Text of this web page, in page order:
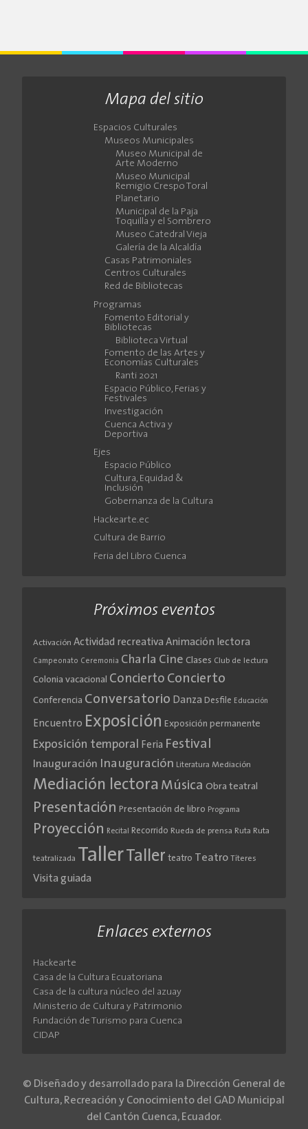
Mapa del sitio
Espacios Culturales
Museos Municipales
Museo Municipal de
Arte Moderno
Museo Municipal
Remigio Crespo Toral
Planetario
Municipal de la Paja
Toquilla y el Sombrero
Museo Catedral Vieja
Galería de la Alcaldía
Casas Patrimoniales
Centros Culturales
Red de Bibliotecas
Programas
Fomento Editorial y
Bibliotecas
Biblioteca Virtual
Fomento de las Artes y
Economías Culturales
Ranti 2021
Espacio Público, Ferias y
Festivales
Investigación
Cuenca Activa y
Deportiva
Ejes
Espacio Público
Cultura, Equidad &
Inclusión
Gobernanza de la Cultura
Hackearte.ec
Cultura de Barrio
Feria del Libro Cuenca
Próximos eventos
Activación Actividad recreativa Animación lectora
Campeonato Ceremonia Charla Cine Clases Club de lectura
Colonia vacacional Concierto Concierto
Conferencia Conversatorio Danza Desfile Educación
Encuentro Exposición Exposición permanente
Exposición temporal Feria Festival
Inauguración Inauguración Literatura Mediación
Mediación lectora Música Obra teatral
Presentación Presentación de libro Programa
Proyección Recital Recorrido Rueda de prensa Ruta Ruta
teatralizada TallerTaller teatro Teatro Títeres
Visita guiada
Enlaces externos
Hackearte
Casa de la Cultura Ecuatoriana
Casa de la cultura núcleo del azuay
Ministerio de Cultura y Patrimonio
Fundación de Turismo para Cuenca
CIDAP
© Diseñado y desarrollado para la Dirección General de
Cultura, Recreación y Conocimiento del GAD Municipal
del Cantón Cuenca, Ecuador.